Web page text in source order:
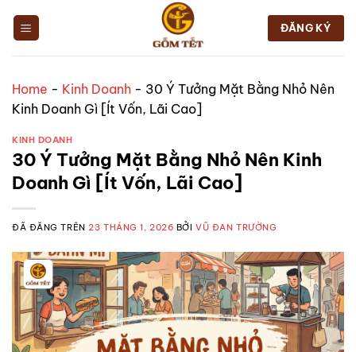
đến
ĐĂNG KÝ
Home - Kinh Doanh - 30 Ý Tưởng Mặt Bằng Nhỏ Nên
Kinh Doanh Gì [Ít Vốn, Lãi Cao]
KINH DOANH
30 Ý Tưởng Mặt Bằng Nhỏ Nên Kinh
Doanh Gì [Ít Vốn, Lãi Cao]
ĐÃ ĐĂNG TRÊN 23 THÁNG 1, 2026 BỞIVŨ ĐAN TRƯỜNG